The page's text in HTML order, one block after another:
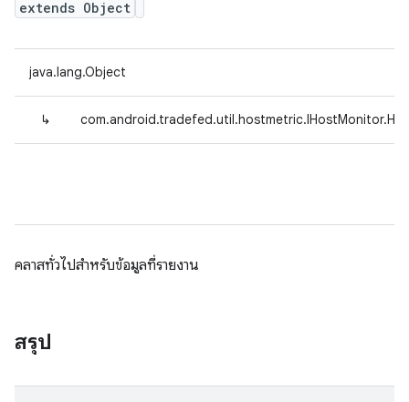
extends Object
java.lang.Object
↳
คลาสทั่วไปสำหรับข้อมูลที่รายงาน
สรุป